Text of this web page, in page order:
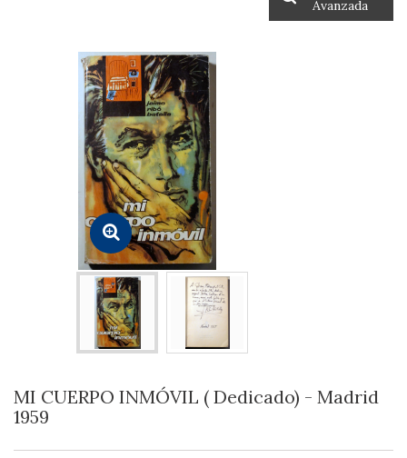
Avanzada
MI CUERPO INMÓVIL ( Dedicado) - Madrid
1959